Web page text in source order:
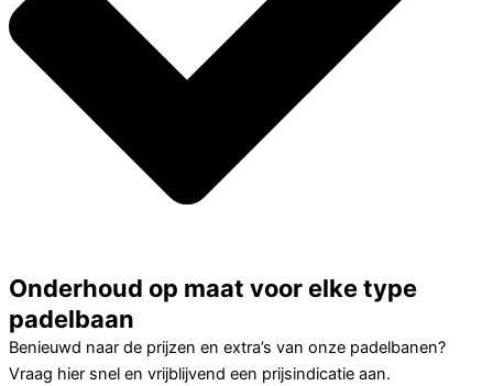
Onderhoud op maat voor elke type
padelbaan
Benieuwd naar de prijzen en extra’s van onze padelbanen?
Vraag hier snel en vrijblijvend een prijsindicatie aan.